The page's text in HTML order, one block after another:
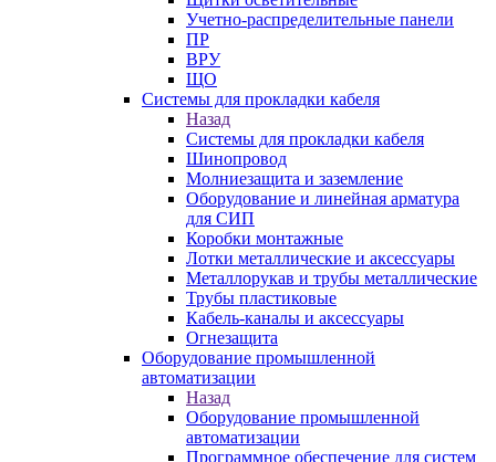
Учетно-распределительные панели
ПР
ВРУ
ЩО
Системы для прокладки кабеля
Назад
Системы для прокладки кабеля
Шинопровод
Молниезащита и заземление
Оборудование и линейная арматура
для СИП
Коробки монтажные
Лотки металлические и аксессуары
Металлорукав и трубы металлические
Трубы пластиковые
Кабель-каналы и аксессуары
Огнезащита
Оборудование промышленной
автоматизации
Назад
Оборудование промышленной
автоматизации
Программное обеспечение для систем